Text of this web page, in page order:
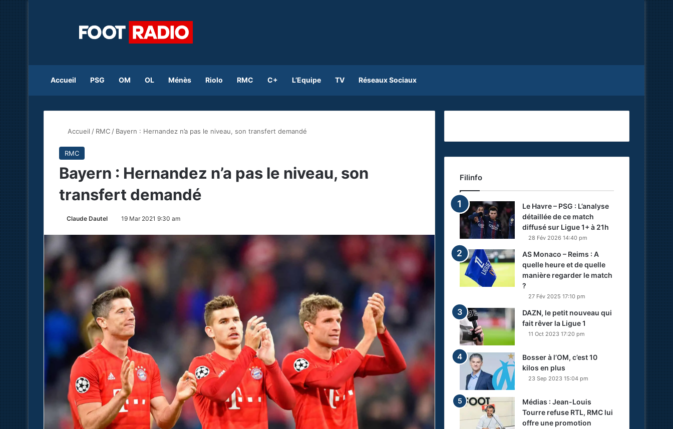
Accueil PSG OM OL Ménès Riolo RMC C+ L’Equipe TV Réseaux Sociaux
Accueil / RMC / Bayern : Hernandez n’a pas le niveau, son transfert demandé
RMC
Bayern : Hernandez n’a pas le niveau, son
transfert demandé
Claude Dautel 19 Mar 2021 9:30 am
Filinfo
Le Havre – PSG : L’analyse
détaillée de ce match
diffusé sur Ligue 1+ à 21h
28 Fév 2026 14:40 pm
AS Monaco – Reims : A
quelle heure et de quelle
manière regarder le match
?
27 Fév 2025 17:10 pm
DAZN, le petit nouveau qui
fait rêver la Ligue 1
11 Oct 2023 17:20 pm
Bosser à l’OM, c’est 10
kilos en plus
23 Sep 2023 15:04 pm
Médias : Jean-Louis
Tourre refuse RTL, RMC lui
offre une promotion